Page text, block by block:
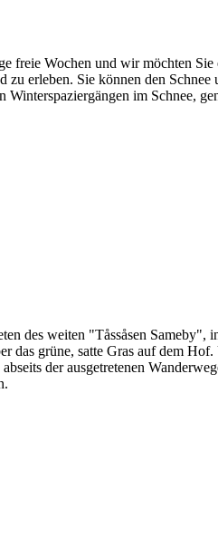
freie Wochen und wir möchten
erleben. Sie können den Schnee
im Schnee,
des weiten "Tåssåsen Sameby",
das grüne, satte Gras auf dem
der ausgetretenen